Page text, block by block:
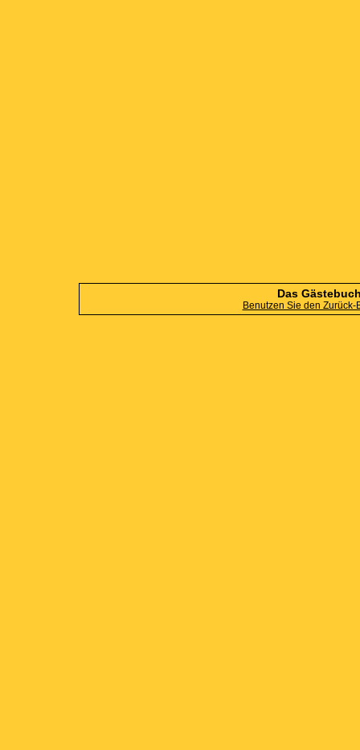
Das
Benutzen Sie den